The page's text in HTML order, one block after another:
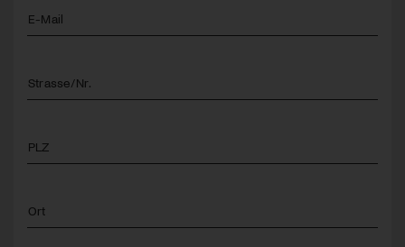
E-Mail
Strasse/Nr.
PLZ
Ort